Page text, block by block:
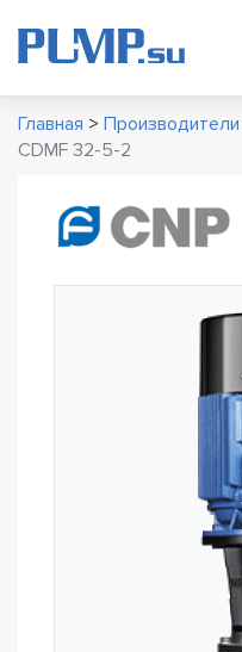
Главная > Производители
CDMF 32-5-2